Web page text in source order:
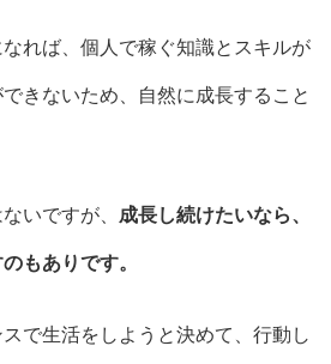
れば、個人で稼ぐ知識とスキルが
きないため、自然に成長すること
いですが、 成長し続けたいなら、
もありです。
で生活をしようと決めて、行動し